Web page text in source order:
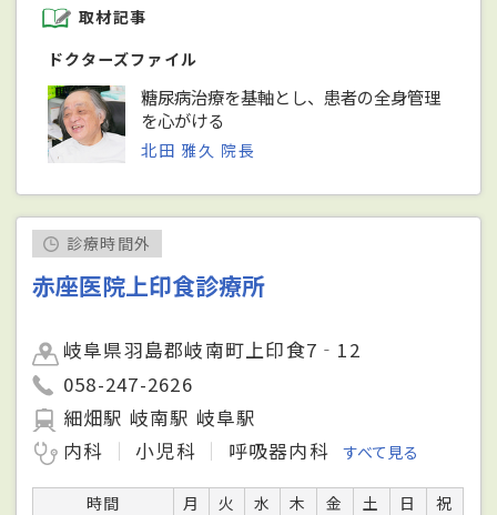
取材記事
ドクターズファイル
糖尿病治療を基軸とし、患者の全身管理
を心がける
北田 雅久 院長
診療時間外
赤座医院上印食診療所
岐阜県羽島郡岐南町上印食7‐12
058-247-2626
細畑駅 岐南駅 岐阜駅
内科
小児科 呼吸器内科 すべて見る
時間 月 火 水 木 金 土 日
祝